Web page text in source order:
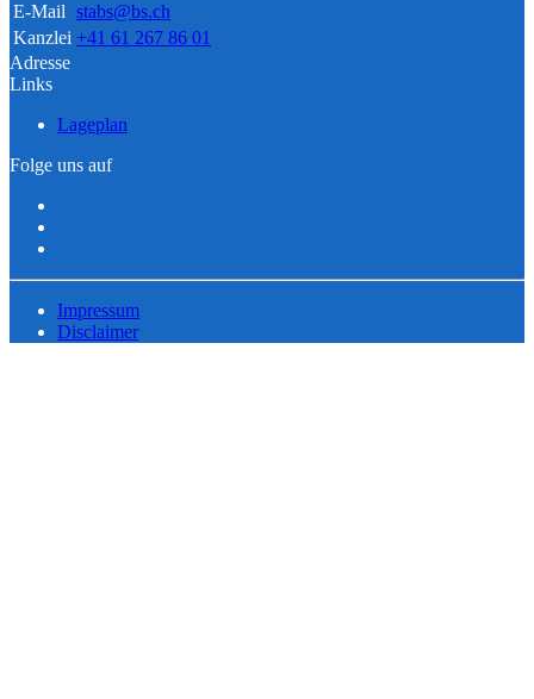
E-Mail stabs@bs.ch
Kanzlei +41 61 267 86 01
Adresse
Links
Lageplan
Folge uns auf
Impressum
Disclaimer